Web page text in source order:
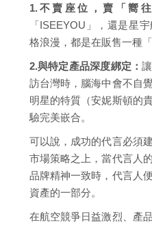
1.不賣座位，賣「嚮往
「ISEEYOU」，還是星
格浪漫，都是在販售一種「
2.與特定產品深度綁定：
訪台灣時，腦海中會不自
明星的特質（安妮斯頓的
驗完美嵌合。
可以說，成功的代言必須
市場策略之上，當代言人
品牌精神一致時，代言人
資產的一部分。
在航空競爭日益激烈、產